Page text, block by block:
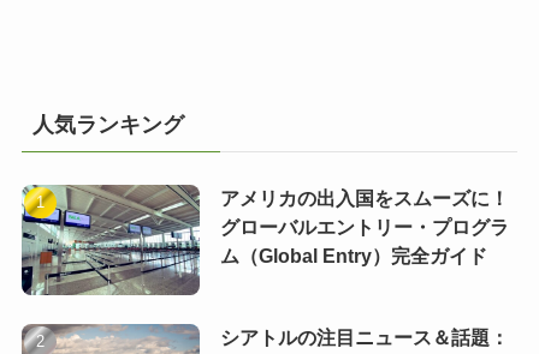
人気ランキング
アメリカの出入国をスムーズに！
グローバルエントリー・プログラ
ム（Global Entry）完全ガイド
シアトルの注目ニュース＆話題：